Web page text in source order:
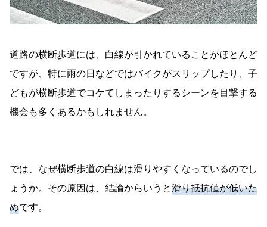
道路の横断歩道には、白線が引かれていることがほとんど
ですが、特に雨の日などではバイクがスリップしたり、子
どもが横断歩道でコケてしまったりするシーンを目撃する
機会も多くあるかもしれません。
では、なぜ横断歩道の白線は滑りやすくなっているのでし
ょうか。その原因は、結論からいうと滑り抵抗値が低いた
めです。